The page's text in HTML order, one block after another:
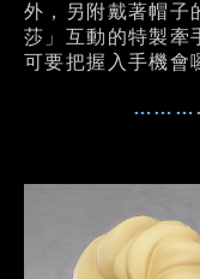
外，另附戴著帽子
莎」互動的特製牽
可要把握入手機會